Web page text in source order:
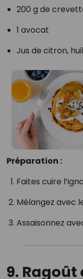
200 g de
1 avocat
Jus de citron,
Préparation :
Faites cuire
Mélangez avec
Assaisonnez
9.